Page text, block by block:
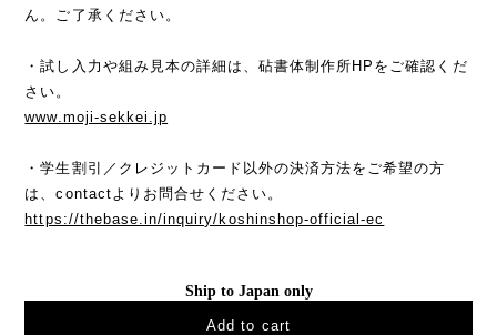
ん。ご了承ください。
・試し入力や組み見本の詳細は、砧書体制作所HPをご確認くだ
さい。
www.moji-sekkei.jp
・学生割引／クレジットカード以外の決済方法をご希望の方
は、contactよりお問合せください。
https://thebase.in/inquiry/koshinshop-official-ec
Ship to Japan only
Add to cart